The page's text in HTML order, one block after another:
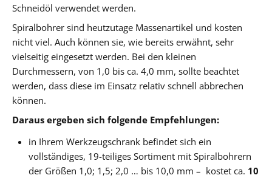
Schneidöl verwendet werden.
Spiralbohrer sind heutzutage Massenartikel und kosten
nicht viel. Auch können sie, wie bereits erwähnt, sehr
vielseitig eingesetzt werden. Bei den kleinen
Durchmessern, von 1,0 bis ca. 4,0 mm, sollte beachtet
werden, dass diese im Einsatz relativ schnell abbrechen
können.
Daraus ergeben sich folgende Empfehlungen:
in Ihrem Werkzeugschrank befindet sich ein
vollständiges, 19-teiliges Sortiment mit Spiralbohrern
der Größen 1,0; 1,5; 2,0 … bis 10,0 mm – kostet ca. 10